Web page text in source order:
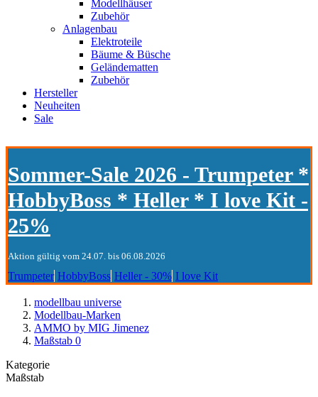
Modellhäuser
Zubehör
Anlagenbau
Elektroteile
Bäume & Büsche
Geländematten
Zubehör
Hersteller
Neuheiten
Sale
Sommer-Sale 2026 - Trumpeter *
HobbyBoss * Heller * I love Kit -
25%
Aktion gültig vom 24.07. bis 06.08.2026
Trumpeter HobbyBoss Heller - 30% I love Kit
modellbau universe
Modellbau-Marken
AMMO by MIG Jimenez
Maßstab 0
Kategorie
Maßstab